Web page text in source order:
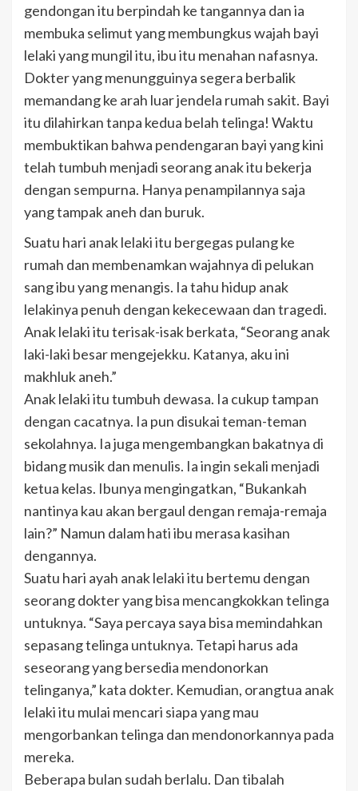
gendongan itu berpindah ke tangannya dan ia
membuka selimut yang membungkus wajah bayi
lelaki yang mungil itu, ibu itu menahan nafasnya.
Dokter yang menungguinya segera berbalik
memandang ke arah luar jendela rumah sakit. Bayi
itu dilahirkan tanpa kedua belah telinga! Waktu
membuktikan bahwa pendengaran bayi yang kini
telah tumbuh menjadi seorang anak itu bekerja
dengan sempurna. Hanya penampilannya saja
yang tampak aneh dan buruk.
Suatu hari anak lelaki itu bergegas pulang ke
rumah dan membenamkan wajahnya di pelukan
sang ibu yang menangis. Ia tahu hidup anak
lelakinya penuh dengan kekecewaan dan tragedi.
Anak lelaki itu terisak-isak berkata, “Seorang anak
laki-laki besar mengejekku. Katanya, aku ini
makhluk aneh.”
Anak lelaki itu tumbuh dewasa. Ia cukup tampan
dengan cacatnya. Ia pun disukai teman-teman
sekolahnya. Ia juga mengembangkan bakatnya di
bidang musik dan menulis. Ia ingin sekali menjadi
ketua kelas. Ibunya mengingatkan, “Bukankah
nantinya kau akan bergaul dengan remaja-remaja
lain?” Namun dalam hati ibu merasa kasihan
dengannya.
Suatu hari ayah anak lelaki itu bertemu dengan
seorang dokter yang bisa mencangkokkan telinga
untuknya. “Saya percaya saya bisa memindahkan
sepasang telinga untuknya. Tetapi harus ada
seseorang yang bersedia mendonorkan
telinganya,” kata dokter. Kemudian, orangtua anak
lelaki itu mulai mencari siapa yang mau
mengorbankan telinga dan mendonorkannya pada
mereka.
Beberapa bulan sudah berlalu. Dan tibalah